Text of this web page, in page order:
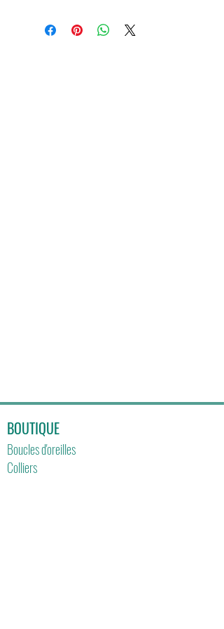
BOUTIQUE
Boucles d'oreilles
Colliers